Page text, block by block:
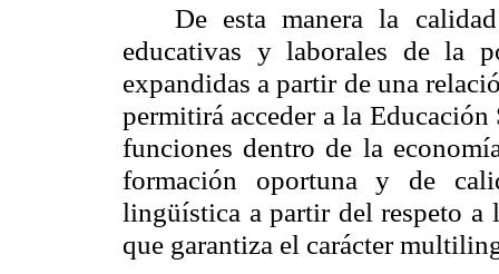
De esta manera la
educativas y laborales de la
expandidas a partir de una
permitirá acceder a la
funciones dentro de la
formación oportuna y de
lingüística a partir del respeto a
que garantiza el carácter